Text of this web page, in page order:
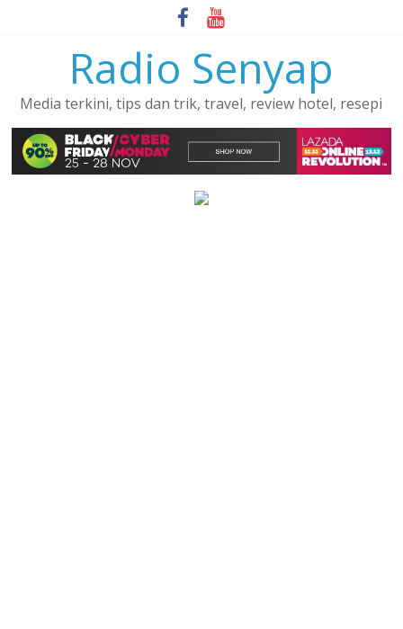
Radio Senyap
Media terkini, tips dan trik, travel, review hotel, resepi